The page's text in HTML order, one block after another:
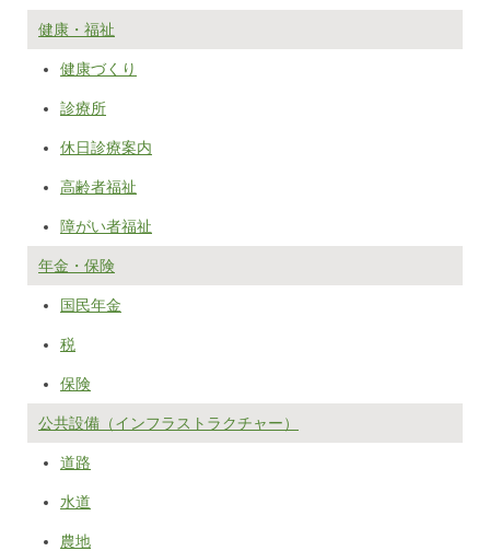
健康・福祉
健康づくり
診療所
休日診療案内
高齢者福祉
障がい者福祉
年金・保険
国民年金
税
保険
公共設備（インフラストラクチャー）
道路
水道
農地